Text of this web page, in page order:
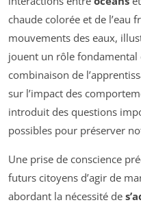
chaude colorée et de l’eau
mouvements des eaux,
jouent un rôle fondamental
combinaison de
sur l’impact des
introduit des questions
possibles pour préserver
Une prise de conscience
futurs citoyens d’agir de
abordant la nécessité de